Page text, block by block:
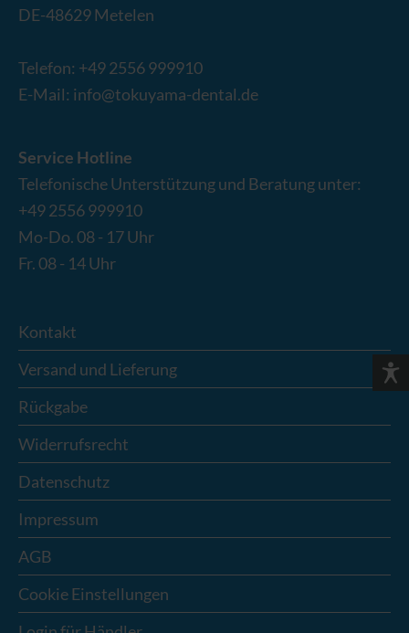
DE-48629Metelen
Telefon: +49 2556 999910
E-Mail: info@tokuyama-dental.de
Service Hotline
Telefonische Unterstützung und Beratung unter:
+49 2556 999910
Mo-Do. 08 - 17 Uhr
Fr. 08 - 14 Uhr
Kontakt
Versand und Lieferung
Rückgabe
Widerrufsrecht
Datenschutz
Impressum
AGB
Cookie Einstellungen